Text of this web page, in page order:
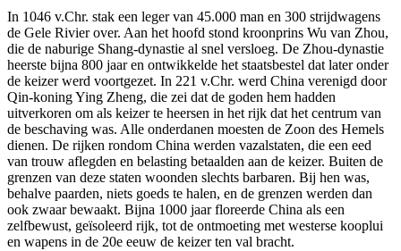
In 1046 v.Chr. stak een leger van 45.000 man en 300 strijdwagens
de Gele Rivier over. Aan het hoofd stond kroonprins Wu van Zhou,
die de naburige Shang-dynastie al snel versloeg. De Zhou-dynastie
heerste bijna 800 jaar en ontwikkelde het staatsbestel dat later onder
de keizer werd voortgezet. In 221 v.Chr. werd China verenigd door
Qin-koning Ying Zheng, die zei dat de goden hem hadden
uitverkoren om als keizer te heersen in het rijk dat het centrum van
de beschaving was. Alle onderdanen moesten de Zoon des Hemels
dienen. De rijken rondom China werden vazalstaten, die een eed
van trouw aflegden en belasting betaalden aan de keizer. Buiten de
grenzen van deze staten woonden slechts barbaren. Bij hen was,
behalve paarden, niets goeds te halen, en de grenzen werden dan
ook zwaar bewaakt. Bijna 1000 jaar floreerde China als een
zelfbewust, geïsoleerd rijk, tot de ontmoeting met westerse kooplui
en wapens in de 20e eeuw de keizer ten val bracht.